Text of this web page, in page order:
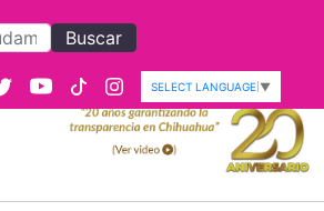
Buscar
SELECT LANGUAGE ▼